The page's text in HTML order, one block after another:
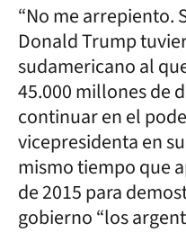
“No me arrepiento.
Donald Trump
sudamericano al
45.000 millones de
continuar en el
vicepresidenta en
mismo tiempo que
de 2015 para
gobierno “los